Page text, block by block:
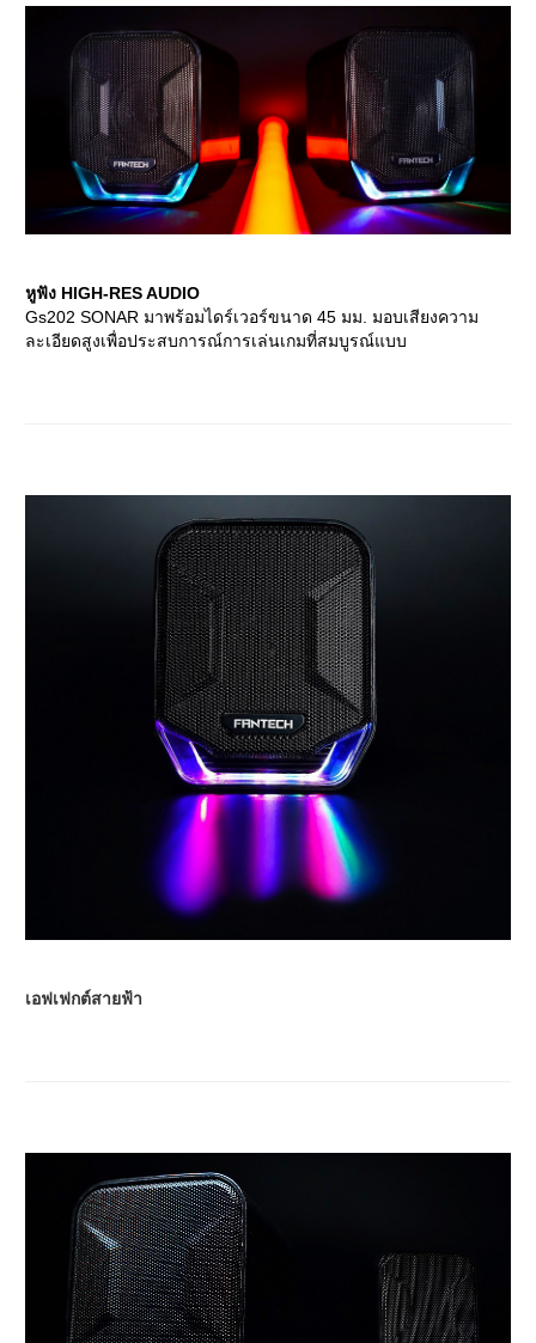
หูฟัง HIGH-RES AUDIO
Gs202 SONAR มาพร้อมไดร์เวอร์ขนาด 45 มม. มอบเสียงความ
ละเอียดสูงเพื่อประสบการณ์การเล่นเกมที่สมบูรณ์แบบ
เอฟเฟกต์สายฟ้า